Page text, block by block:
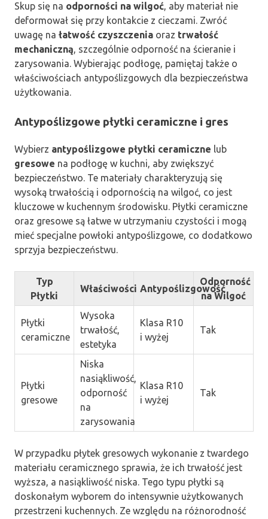
Skup się na odporności na wilgoć, aby materiał nie
deformował się przy kontakcie z cieczami. Zwróć
uwagę na łatwość czyszczenia oraz trwałość
mechaniczną, szczególnie odporność na ścieranie i
zarysowania. Wybierając podłogę, pamiętaj także o
właściwościach antypoślizgowych dla bezpieczeństwa
użytkowania.
Antypoślizgowe płytki ceramiczne i gres
Wybierz antypoślizgowe płytki ceramiczne lub
gresowe na podłogę w kuchni, aby zwiększyć
bezpieczeństwo. Te materiały charakteryzują się
wysoką trwałością i odpornością na wilgoć, co jest
kluczowe w kuchennym środowisku. Płytki ceramiczne
oraz gresowe są łatwe w utrzymaniu czystości i mogą
mieć specjalne powłoki antypoślizgowe, co dodatkowo
sprzyja bezpieczeństwu.
Typ
Płytki
Właściwości Antypoślizgowość
Odporność
na Wilgoć
Płytki
ceramiczne
Wysoka
trwałość,
estetyka
Klasa R10
i wyżej
Tak
Płytki
gresowe
Niska
nasiąkliwość,
odporność
na
zarysowania
Klasa R10
i wyżej
Tak
W przypadku płytek gresowych wykonanie z twardego
materiału ceramicznego sprawia, że ich trwałość jest
wyższa, a nasiąkliwość niska. Tego typu płytki są
doskonałym wyborem do intensywnie użytkowanych
przestrzeni kuchennych. Ze względu na różnorodność